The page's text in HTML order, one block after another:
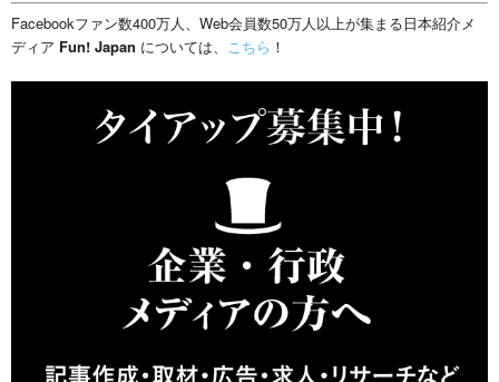
Facebookファン数400万人、Web会員数50万人以上が集まる日本紹介メ
ディア Fun! Japan については、 こちら ！